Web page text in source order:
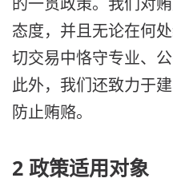
态度，并且无论在何
切交易中恪守专业、
此外，我们还致力于
防止贿赂。
2 政策适用对象